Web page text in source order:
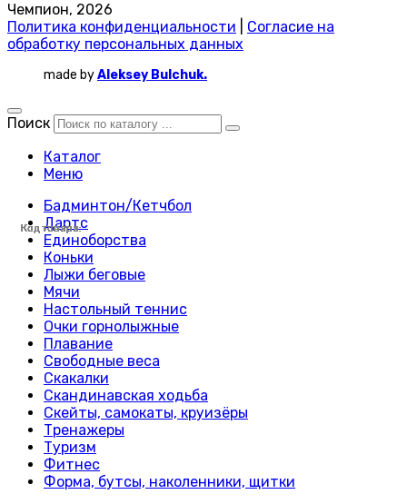
Код товара:
Код товара:
Код товара:
Код товара:
Код товара:
Код товара:
Код товара:
Код товара:
Код товара:
Код товара:
Код товара:
Код товара:
Код товара:
Код товара:
Код товара:
Код товара:
Код товара:
Код товара:
Код товара:
Код товара:
Код товара:
Код товара:
Код товара:
Код товара:
Чемпион, 2026
Политика конфиденциальности
Согласие на
обработку персональных данных
made byAleksey Bulchuk.
Поиск
Каталог
Меню
Бадминтон/Кетчбол
Дартс
Единоборства
Коньки
Лыжи беговые
Мячи
Настольный теннис
Очки горнолыжные
Плавание
Свободные веса
Скакалки
Скандинавская ходьба
Скейты, самокаты, круизёры
Тренажеры
Туризм
Фитнес
Форма, бутсы, наколенники, щитки